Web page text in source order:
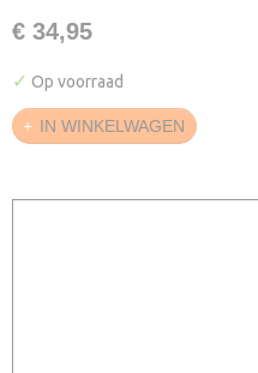
€ 34,95
✓ Op voorraad
IN WINKELWAGEN